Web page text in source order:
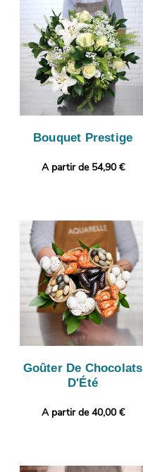
Bouquet Prestige
A partir de 54,90 €
Goûter De Chocolats
D'Été
A partir de 40,00 €